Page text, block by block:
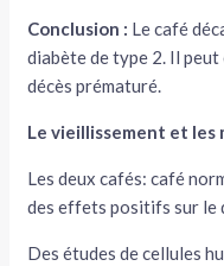
Conclusion : Le café
diabète de type 2. Il
décès prématuré.
Le vieillissement et les
Les deux cafés: café
des effets positifs sur le
Des études de cellules